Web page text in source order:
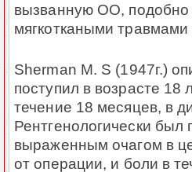
вызванную ОО, подобно
мягкоткаными
Sherman M. S (1947г.)
поступил в возрасте
течение 18 месяцев, в
Рентгенологически был
выраженным очагом в
от операции, и боли в